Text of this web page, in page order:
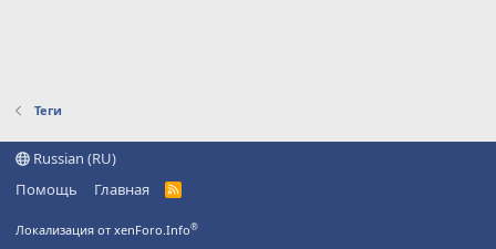
Теги
Russian (RU)
Помощь
Главная
R
Локализация от xenForo.Info®